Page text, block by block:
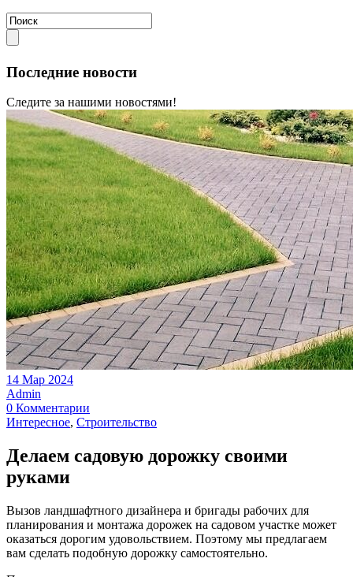
Последние новости
Следите за нашими новостями!
14 Мар 2024
Admin
0 Комментарии
Интересное, Строительство
Делаем садовую дорожку своими
руками
Вызов ландшафтного дизайнера и бригады рабочих для
планирования и монтажа дорожек на садовом участке может
оказаться дорогим удовольствием. Поэтому мы предлагаем
вам сделать подобную дорожку самостоятельно.